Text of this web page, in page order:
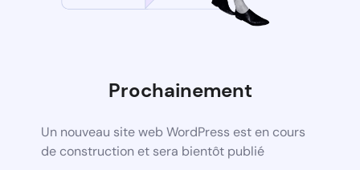
Prochainement
Un nouveau site web WordPress est en cours
de construction et sera bientôt publié